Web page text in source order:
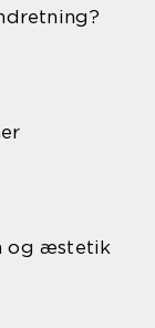
og æstetik